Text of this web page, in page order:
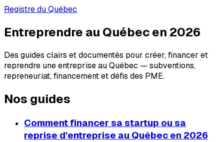
Registre du Québec
Entreprendre au Québec en 2026
Des guides clairs et documentés pour créer, financer et
reprendre une entreprise au Québec — subventions,
repreneuriat, financement et défis des PME.
Nos guides
Comment financer sa startup ou sa
reprise d'entreprise au Québec en 2026